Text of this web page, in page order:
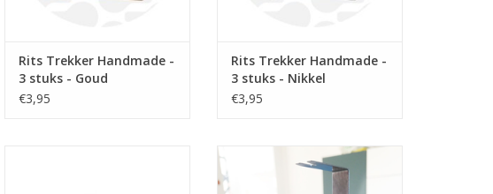
Rits Trekker Handmade -
3 stuks - Goud
€3,95
Rits Trekker Handmade -
3 stuks - Nikkel
€3,95
Prijs per stuk